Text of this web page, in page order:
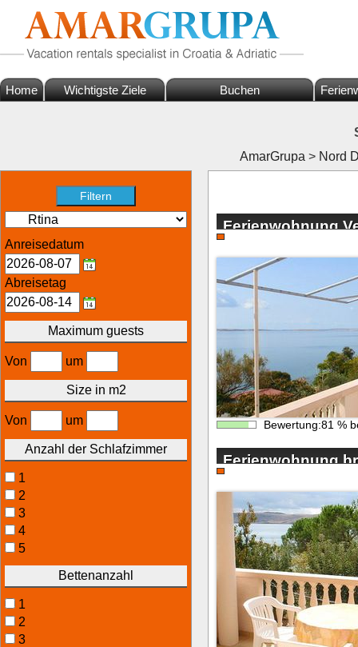
Home Wichtigste Ziele Buchen
AmarGrupa > Nord
Anreisedatum
Abreisetag
Maximum guests
Von um
Size in m2
Von um
Anzahl der Schlafzimmer
1
2
3
4
5
Bettenanzahl
1
2
3
Ferienwohnung
in Rtina
Bewertung:81 %
Ferienwohnung
Rtina